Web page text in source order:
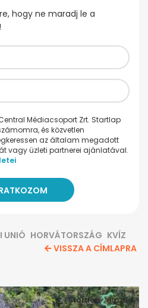
hogy ne maradj le a
Médiacsoport Zrt. Startlap
és közvetlen
az általam megadott
vagy üzleti partnerei ajánlatával.
UNIÓ HORVÁTORSZÁG KVÍZ
VISSZA A CÍMLAPRA